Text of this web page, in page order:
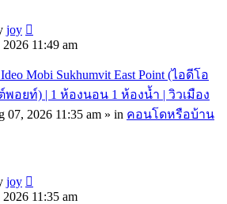
joy
11:49 am
Mobi Sukhumvit East Point (ไอดีโอ
อยท์) | 1 ห้องนอน 1 ห้องน้ำ | วิวเมือง
07, 2026 11:35 am » in คอนโดหรือบ้าน
joy
11:35 am